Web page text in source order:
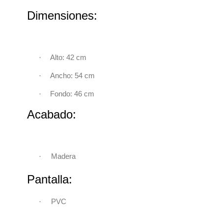
Dimensiones:
· Alto: 42 cm
· Ancho: 54 cm
· Fondo: 46 cm
Acabado:
· Madera
Pantalla:
· PVC